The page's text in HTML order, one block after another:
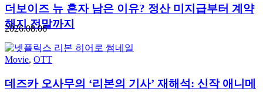
더보이즈 뉴 혼자 남은 이유? 정산 미지급부터 계약
해지 전말까지
2026.08.06
Movie, OTT
데즈카 오사무의 ‘리본의 기사’ 재해석: 신작 애니메